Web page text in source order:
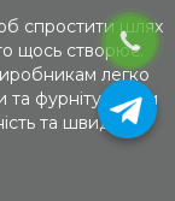
спростити шлях
щось створює.
легко
та фурнітуру. Ми
та швидкий